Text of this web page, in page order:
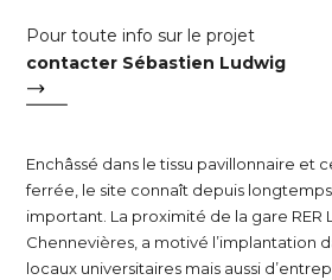
Pour toute info sur le projet
contacter Sébastien Ludwig
Enchâssé dans le tissu pavillonnaire et
ferrée, le site connaît depuis
important. La proximité de la gare RER
Chennevières, a motivé l’implantation
locaux universitaires mais aussi